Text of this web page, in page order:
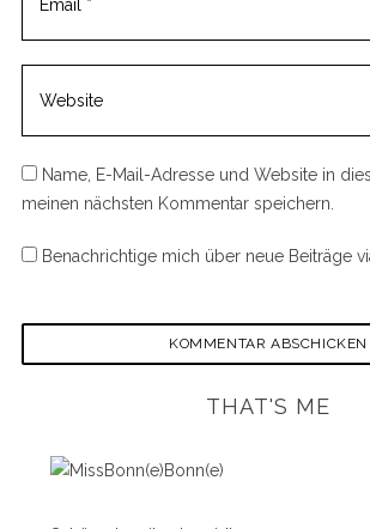
Name, E-Mail-Adresse und Website in
meinen nächsten Kommentar speichern.
Benachrichtige mich über neue Beiträge
THAT'S ME